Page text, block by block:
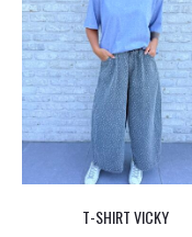
T-SHIRT VICKY